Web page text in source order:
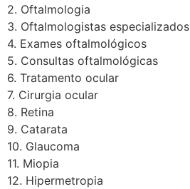
2. Oftalmologia
3. Oftalmologistas especializados
4. Exames oftalmológicos
5. Consultas oftalmológicas
6. Tratamento ocular
7. Cirurgia ocular
8. Retina
9. Catarata
10. Glaucoma
11. Miopia
12. Hipermetropia